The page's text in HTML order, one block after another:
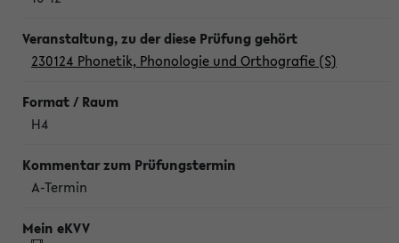
230124 Phonetik, Phonologie und Orthografie (S)
H4
A-Termin